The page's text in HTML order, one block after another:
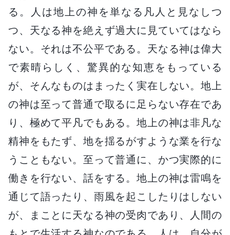
る。人は地上の神を単なる凡人と見なしつ
つ、天なる神を絶えず過大に見ていてはなら
ない。それは不公平である。天なる神は偉大
で素晴らしく、驚異的な知恵をもっている
が、そんなものはまったく実在しない。地上
の神は至って普通で取るに足らない存在であ
り、極めて平凡でもある。地上の神は非凡な
精神をもたず、地を揺るがすような業を行な
うこともない。至って普通に、かつ実際的に
働きを行ない、話をする。地上の神は雷鳴を
通じて語ったり、雨風を起こしたりはしない
が、まことに天なる神の受肉であり、人間の